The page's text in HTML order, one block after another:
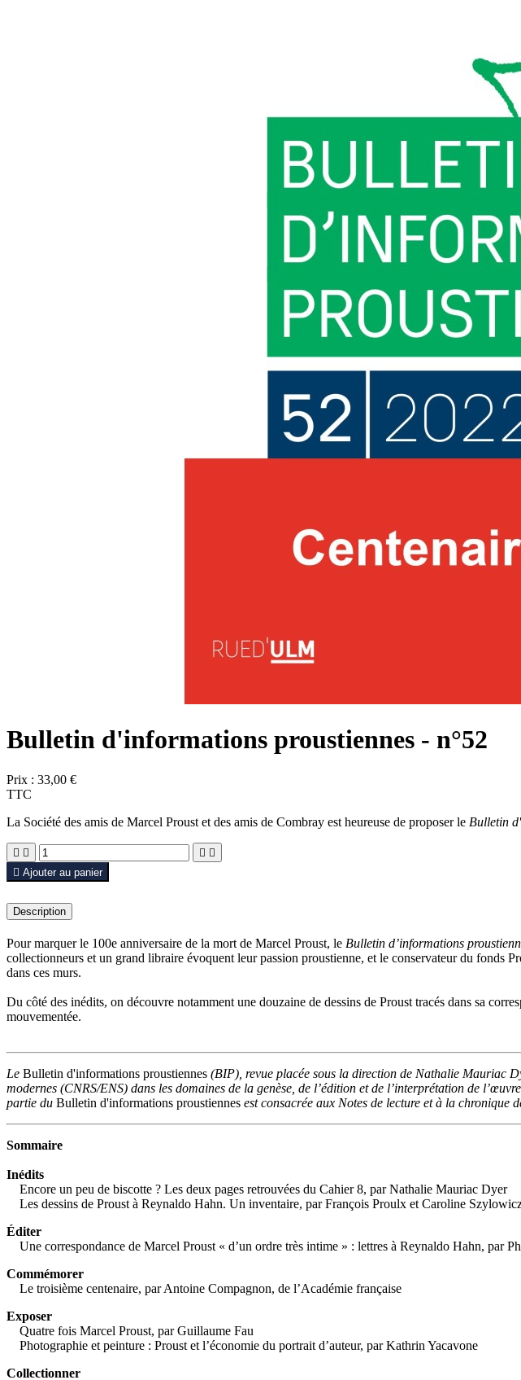
Bulletin d'informations proustiennes - n°52
Prix : 33,00 €
TTC
La Société des amis de Marcel Proust et des amis de Combray est heureuse de proposer le Bulletin
   
 Ajouter au panier
Description
Pour marquer le 100e anniversaire de la mort de Marcel Proust, le Bulletin d’informations
collectionneurs et un grand libraire évoquent leur passion proustienne, et le conservateur du fonds
dans ces murs.
Du côté des inédits, on découvre notamment une douzaine de dessins de Proust tracés dans sa
mouvementée.
Le Bulletin d'informations proustiennes (BIP), revue placée sous la direction de Nathalie Mauriac
modernes (CNRS/ENS) dans les domaines de la genèse, de l’édition et de l’interprétation de
partie du Bulletin d'informations proustiennes est consacrée aux Notes de lecture et à la chronique
Sommaire
Inédits
Encore un peu de biscotte ? Les deux pages retrouvées du Cahier 8, par Nathalie Mauriac Dyer
Les dessins de Proust à Reynaldo Hahn. Un inventaire, par François Proulx et Caroline
Éditer
Une correspondance de Marcel Proust « d’un ordre très intime » : lettres à Reynaldo Hahn, par
Commémorer
Le troisième centenaire, par Antoine Compagnon, de l’Académie française
Exposer
Quatre fois Marcel Proust, par Guillaume Fau
Photographie et peinture : Proust et l’économie du portrait d’auteur, par Kathrin Yacavone
Collectionner